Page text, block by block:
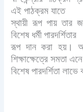
এই পাঠক্রম যাতে
স্থায়ী রূপ পায় তার
বিশেষ ধর্মী পারদর্শিতার
রূপ দান করা হয়।
শিক্ষাক্ষেত্রে সমতা এনে
বিশেষ পারদর্শিতা